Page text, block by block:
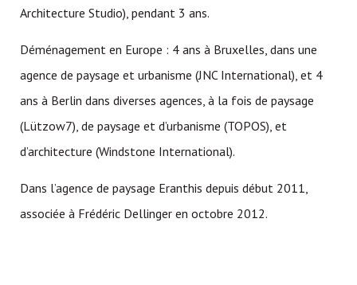
Architecture Studio), pendant 3 ans.
Déménagement en Europe : 4 ans à Bruxelles, dans une
agence de paysage et urbanisme (JNC International), et 4
ans à Berlin dans diverses agences, à la fois de paysage
(Lützow7), de paysage et d’urbanisme (TOPOS), et
d’architecture (Windstone International).
Dans l’agence de paysage Eranthis depuis début 2011,
associée à Frédéric Dellinger en octobre 2012.